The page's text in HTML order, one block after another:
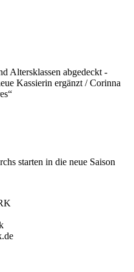
Altersklassen abgedeckt -
Kassierin ergänzt / Corinna
starten in die neue Saison